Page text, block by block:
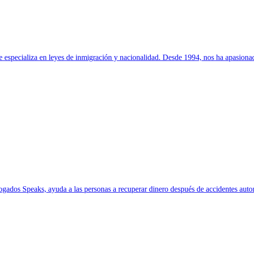
en leyes de inmigración y nacionalidad. Desde 1994, nos ha
Speaks, ayuda a las personas a recuperar dinero después de accidentes